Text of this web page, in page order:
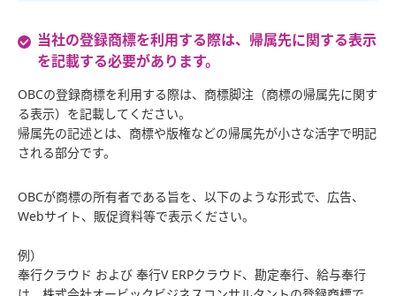
当社の登録商標を利用する際は、帰属先に関する表示
を記載する必要があります。
OBCの登録商標を利用する際は、商標脚注（商標の帰属先に関す
る表示）を記載してください。
帰属先の記述とは、商標や版権などの帰属先が小さな活字で明記
される部分です。
OBCが商標の所有者である旨を、以下のような形式で、広告、
Webサイト、販促資料等で表示ください。
例）
奉行クラウド および 奉行V ERPクラウド、勘定奉行、給与奉行